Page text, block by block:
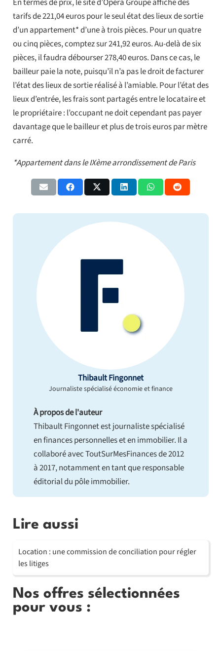
tarifs de 221,04 euros pour le seul état des lieux de sortie
d’un appartement* d’une à trois pièces. Pour un quatre
ou cinq pièces, comptez sur 241,92 euros. Au-delà de six
pièces, il faudra débourser 278,40 euros. Dans ce cas, le
bailleur paie la note, puisqu’il n’a pas le droit de facturer
l’état des lieux de sortie réalisé à l’amiable. Pour l’état des
lieux d’entrée, les frais sont partagés entre le locataire et
le propriétaire : l’occupant ne doit cependant pas payer
davantage que le bailleur et plus de trois euros par mètre
carré.
*Appartement dans le IXème arrondissement de Paris
Thibault Fingonnet
Journaliste spécialisé économie et finance
À propos de l'auteur
Thibault Fingonnet est journaliste spécialisé
en finances personnelles et en immobilier. Il a
collaboré avec ToutSurMesFinances de 2012
à 2017, notamment en tant que responsable
éditorial du pôle immobilier.
Lire aussi
Location : une commission de conciliation pour régler
les litiges
Nos offres sélectionnées
pour vous :